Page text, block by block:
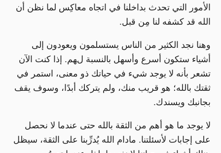
الأمور التي تحدث بداخلنا في اتجاه معاكِس لما نظن أن
الله قد كشفه لنا مِن قبل.
وهنا نجد الكثير من الناس يستسلمون ويعودون إلى
أشياء ستكون أسرع وأسهل بالنسبة لهم. إذا كنت الآن
تشعر بأنه لا يوجد شيء في حياتك ذو معنى، استمر في
ثقتك بالله؛ هو قريب منك، ولم يتركك أبدًا، وسوف يقف
بجانبك ويسندك.
لا يوجد ما هو أهم من الثقة بالله حتى عندما لا نحصل
على إجابات لأسئلتنا. مادام الله يُدرِّبنا على الثقة، سيظل